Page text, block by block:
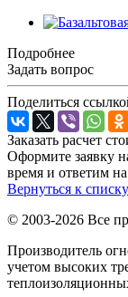
Подробнее
Задать вопрос
Поделиться
Заказать расчет
Оформите заявку
время и ответим
Вернуться к
© 2003-2026 Все
Производитель
учетом высоких